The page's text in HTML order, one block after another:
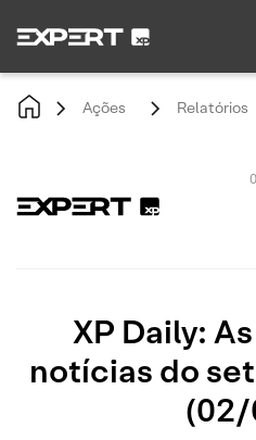
Ações Relatórios
XP Daily:
notícias do
(02/